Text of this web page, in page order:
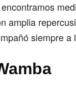
amplia
siempre a